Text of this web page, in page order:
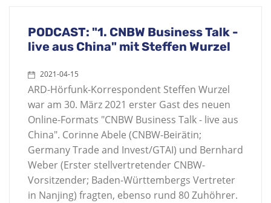
PODCAST: "1. CNBW Business Talk -
live aus China" mit Steffen Wurzel
2021-04-15
ARD-Hörfunk-Korrespondent Steffen Wurzel
war am 30. März 2021 erster Gast des neuen
Online-Formats "CNBW Business Talk - live aus
China". Corinne Abele (CNBW-Beirätin;
Germany Trade and Invest/GTAI) und Bernhard
Weber (Erster stellvertretender CNBW-
Vorsitzender; Baden-Württembergs Vertreter
in Nanjing) fragten, ebenso rund 80 Zuhöhrer.